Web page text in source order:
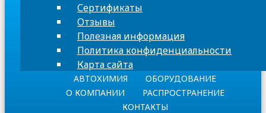
Сертификаты
Отзывы
Полезная информация
Политика конфиденциальности
Карта сайта
АВТОХИМИЯ
ОБОРУДОВАНИЕ
О КОМПАНИИ
РАСПРОСТРАНЕНИЕ
КОНТАКТЫ